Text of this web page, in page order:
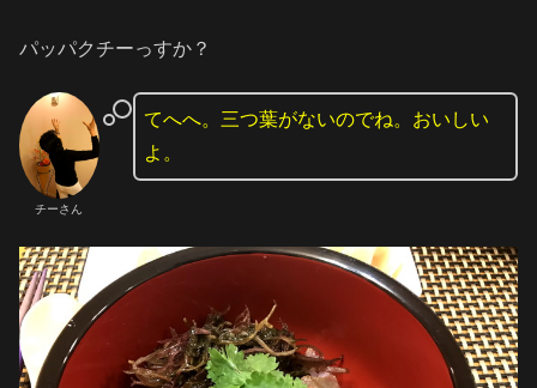
パッパクチーっすか？
チーさん
てへへ。三つ葉がないのでね。おいしい
よ。